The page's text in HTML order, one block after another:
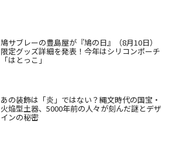
鳩サブレーの豊島屋が『鳩の日』（8月10日）
限定グッズ詳細を発表！今年はシリコンポーチ
「はとっこ」
あの装飾は「炎」ではない？縄文時代の国宝・
火焔型土器、5000年前の人々が刻んだ謎とデザ
インの秘密